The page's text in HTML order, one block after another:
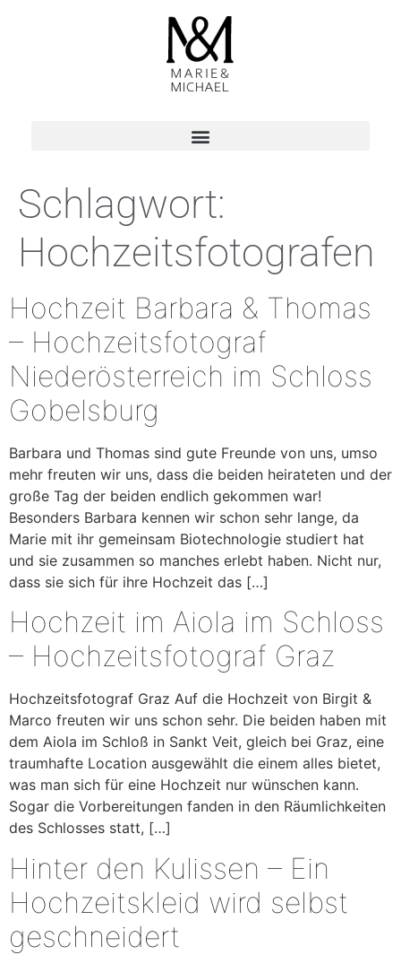
Schlagwort:
Hochzeitsfotografen
Hochzeit Barbara & Thomas
– Hochzeitsfotograf
Niederösterreich im Schloss
Gobelsburg
Barbara und Thomas sind gute Freunde von uns, umso
mehr freuten wir uns, dass die beiden heirateten und der
große Tag der beiden endlich gekommen war!
Besonders Barbara kennen wir schon sehr lange, da
Marie mit ihr gemeinsam Biotechnologie studiert hat
und sie zusammen so manches erlebt haben. Nicht nur,
dass sie sich für ihre Hochzeit das […]
Hochzeit im Aiola im Schloss
– Hochzeitsfotograf Graz
Hochzeitsfotograf Graz Auf die Hochzeit von Birgit &
Marco freuten wir uns schon sehr. Die beiden haben mit
dem Aiola im Schloß in Sankt Veit, gleich bei Graz, eine
traumhafte Location ausgewählt die einem alles bietet,
was man sich für eine Hochzeit nur wünschen kann.
Sogar die Vorbereitungen fanden in den Räumlichkeiten
des Schlosses statt, […]
Hinter den Kulissen – Ein
Hochzeitskleid wird selbst
geschneidert